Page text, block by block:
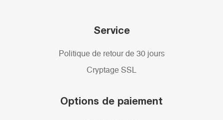
Service
Politique de retour de 30 jours
Cryptage SSL
Options de paiement